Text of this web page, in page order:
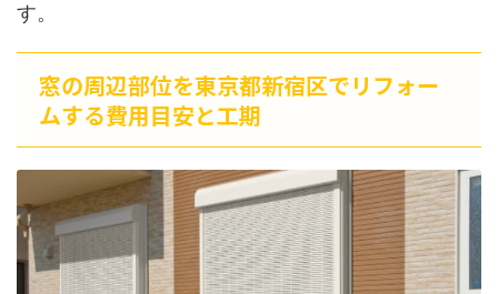
す。
窓の周辺部位を東京都新宿区でリフォー
ムする費用目安と工期